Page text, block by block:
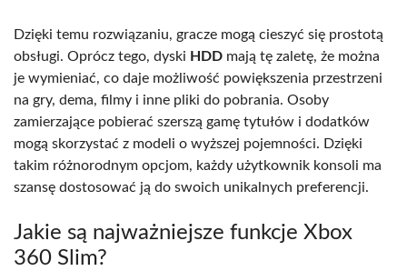
Dzięki temu rozwiązaniu, gracze mogą cieszyć się prostotą
obsługi. Oprócz tego, dyski HDD mają tę zaletę, że można
je wymieniać, co daje możliwość powiększenia przestrzeni
na gry, dema, filmy i inne pliki do pobrania. Osoby
zamierzające pobierać szerszą gamę tytułów i dodatków
mogą skorzystać z modeli o wyższej pojemności. Dzięki
takim różnorodnym opcjom, każdy użytkownik konsoli ma
szansę dostosować ją do swoich unikalnych preferencji.
Jakie są najważniejsze funkcje Xbox
360 Slim?